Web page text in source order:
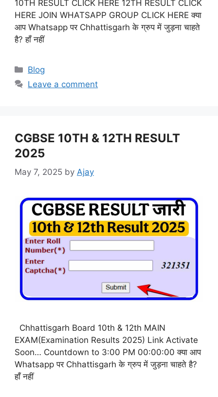
10TH RESULT CLICK HERE 12TH RESULT CLICK
HERE JOIN WHATSAPP GROUP CLICK HERE क्या
आप Whatsapp पर Chhattisgarh के ग्रुप में जुड़ना चाहते
है? हाँ नहीं
Categories
Blog
Leave a comment
CGBSE 10TH & 12TH RESULT
2025
May 7, 2025 by Ajay
Chhattisgarh Board 10th & 12th MAIN
EXAM(Examination Results 2025) Link Activate
Soon… Countdown to 3:00 PM 00:00:00 क्या आप
Whatsapp पर Chhattisgarh के ग्रुप में जुड़ना चाहते है?
हाँ नहीं